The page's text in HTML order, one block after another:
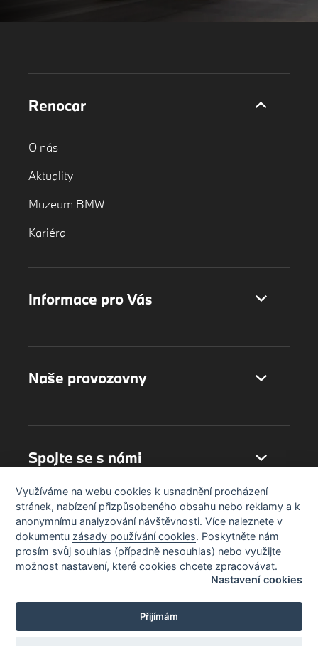
Renocar
O nás
Aktuality
Muzeum BMW
Kariéra
Informace pro Vás
Naše provozovny
Spojte se s námi
Využíváme na webu cookies k usnadnění procházení
stránek, nabízení přizpůsobeného obsahu nebo reklamy a k
anonymnímu analyzování návštěvnosti. Více naleznete v
dokumentu zásady používání cookies. Poskytněte nám
prosím svůj souhlas (případně nesouhlas) nebo využijte
možnost nastavení, které cookies chcete zpracovávat.
Nastavení cookies
Přijímám